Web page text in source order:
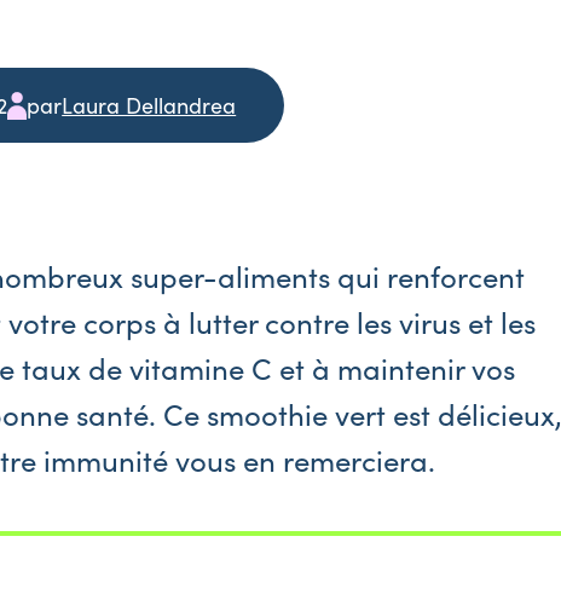
parLaura Dellandrea
super-aliments qui renforcent
corps à lutter contre les virus et les
taux de vitamine C et à maintenir vos
santé. Ce smoothie vert est délicieux,
immunité vous en remerciera.